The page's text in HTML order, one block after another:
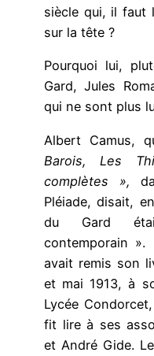
siècle qui, il faut
sur la tête ?
Pourquoi lui,
Gard, Jules
qui ne sont plus
Albert Camus,
Barois, Les
complètes »,
Pléiade, disait,
du Gard
contemporain ».
avait remis son
et mai 1913, à
Lycée
fit lire à ses
et André Gide.